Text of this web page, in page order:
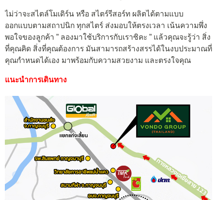
ไม่ว่าจะสไตล์โมเดิร์น หรือ สไตร์รีสอร์ท ผลิตได้ตามแบบ
ออกแบบตามสถาปนิก ทุกสไตร์ ส่งมอบให้ตรงเวลา เน้นความพึ่ง
พอใจของลูกค้า ” ลองมาใช้บริการกับเราซิคะ ” แล้วคุณจะรู้ว่า สิ่ง
ที่คุณคิด สิ่งที่คุณต้องการ มันสามารถสร้างสรรได้ในงบประมาณที่
คุณกำหนดได้เอง มาพร้อมกับความสวยงาม และตรงใจคุณ
แนะนำการเดินทาง